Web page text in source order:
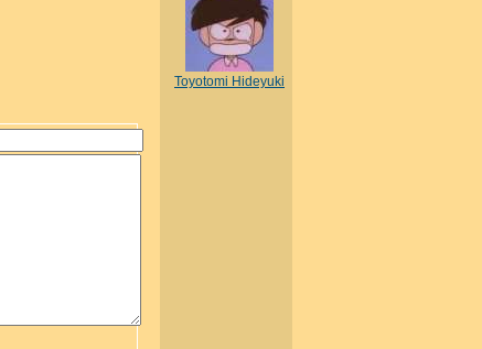
Toyotomi Hideyuki